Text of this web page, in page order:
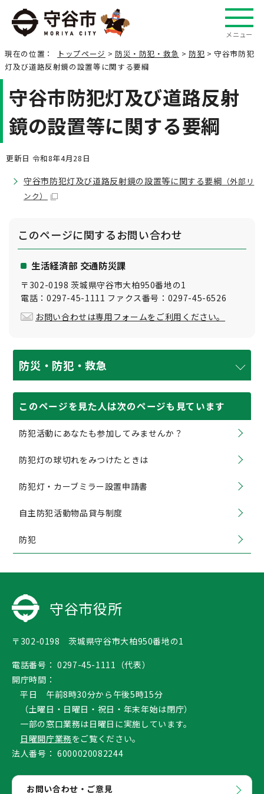
メニュー
現在の位置： トップページ > 防災・防犯・救急 > 防犯 > 守谷市防犯
灯及び道路反射鏡の設置等に関する要綱
守谷市防犯灯及び道路反射
鏡の設置等に関する要綱
更新日 令和8年4月28日
守谷市防犯灯及び道路反射鏡の設置等に関する要綱 （外部リ
ンク）
このページに関するお問い合わせ
生活経済部 交通防災課
〒302-0198 茨城県守谷市大柏950番地の1
電話：0297-45-1111 ファクス番号：0297-45-6526
お問い合わせは専用フォームをご利用ください。
防災・防犯・救急
このページを見た人は次のページも見ています
防犯活動にあなたも参加してみませんか？
防犯灯の球切れをみつけたときは
防犯灯・カーブミラー設置申請書
自主防犯活動物品貸与制度
防犯
守谷市役所
〒302-0198 茨城県守谷市大柏950番地の1
電話番号： 0297-45-1111（代表）
開庁時間：
平日 午前8時30分から午後5時15分
（土曜日・日曜日・祝日・年末年始は閉庁）
一部の窓口業務は日曜日に実施しています。
日曜開庁業務をご覧ください。
法人番号： 6000020082244
お問い合わせ・ご意見